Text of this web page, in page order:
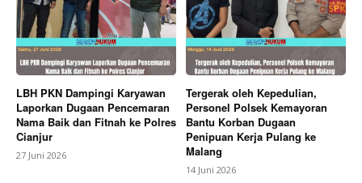
LBH PKN Dampingi Karyawan
Laporkan Dugaan Pencemaran
Nama Baik dan Fitnah ke Polres
Cianjur
27 Juni 2026
Tergerak oleh Kepedulian,
Personel Polsek Kemayoran
Bantu Korban Dugaan
Penipuan Kerja Pulang ke
Malang
14 Juni 2026